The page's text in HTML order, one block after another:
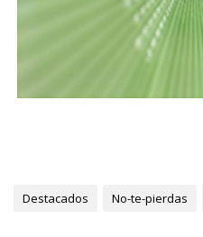
Destacados No-te-pierdas